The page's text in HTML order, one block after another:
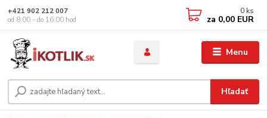
Menu
Hľadať
+421 902 212 007
od 8:00 - do 16:00 hod
0 ks
za 0,00 EUR